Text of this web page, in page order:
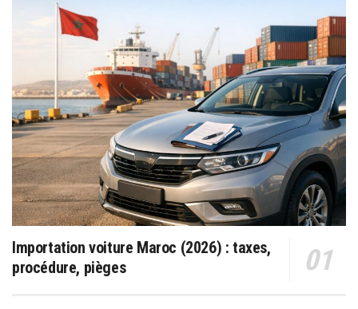
Importation voiture Maroc (2026) : taxes,
procédure, pièges